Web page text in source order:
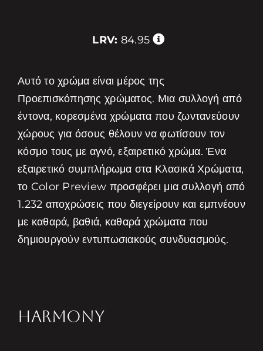
LRV: 84.95
Αυτό το χρώμα είναι μέρος της
Προεπισκόπησης χρώματος. Μια συλλογή από
έντονα, κορεσμένα χρώματα που ζωντανεύουν
χώρους για όσους θέλουν να φωτίσουν τον
κόσμο τους με αγνό, εξαιρετικό χρώμα. Ένα
εξαιρετικό συμπλήρωμα στα Κλασικά Χρώματα,
το Color Preview προσφέρει μια συλλογή από
1.232 αποχρώσεις που διεγείρουν και εμπνέουν
με καθαρά, βαθιά, καθαρά χρώματα που
δημιουργούν εντυπωσιακούς συνδυασμούς.
HARMONY